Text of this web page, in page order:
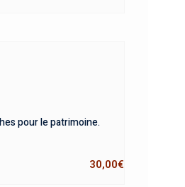
pour le patrimoine.
30,00€